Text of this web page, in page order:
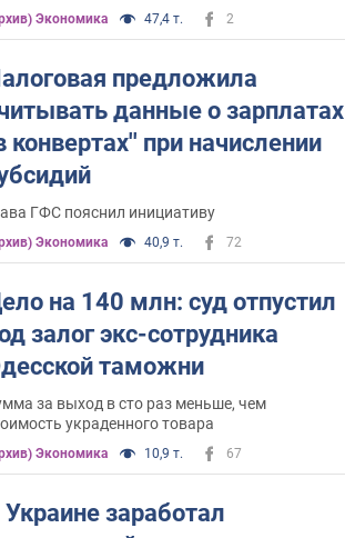
Экономика 47,4 т. 2
предложила
данные о зарплатах
конвертах'' при начислении
ГФС пояснил инициативу
Экономика 40,9 т. 72
на 140 млн: суд отпустил
залог экс-сотрудника
таможни
за выход в сто раз меньше, чем
украденного товара
Экономика 10,9 т. 67
Украине заработал